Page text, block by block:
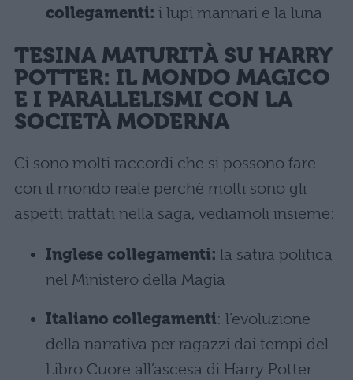
collegamenti: i lupi mannari e la luna
TESINA MATURITÀ SU HARRY
POTTER: IL MONDO MAGICO
E I PARALLELISMI CON LA
SOCIETÀ MODERNA
Ci sono molti raccordi che si possono fare
con il mondo reale perchè molti sono gli
aspetti trattati nella saga, vediamoli insieme:
Inglese collegamenti: la satira politica
nel Ministero della Magia
Italiano collegamenti: l’evoluzione
della narrativa per ragazzi dai tempi del
Libro Cuore all’ascesa di Harry Potter